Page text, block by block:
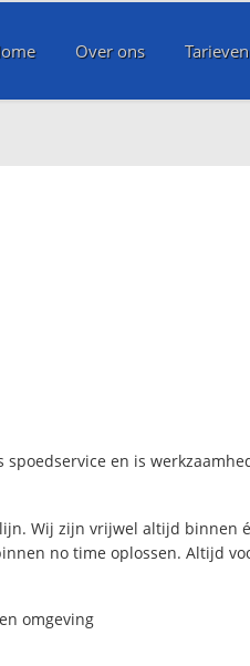
Over ons Tarieven
en is
Wij zijn vrijwel altijd binnen
no time oplossen. Altijd
omgeving